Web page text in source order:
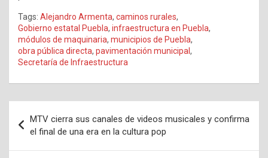
Tags: Alejandro Armenta, caminos rurales,
Gobierno estatal Puebla, infraestructura en Puebla,
módulos de maquinaria, municipios de Puebla,
obra pública directa, pavimentación municipal,
Secretaría de Infraestructura
de
entradas
MTV cierra sus canales de videos musicales y confirma
el final de una era en la cultura pop